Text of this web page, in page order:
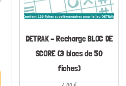
DETRAK – Recharge BLOC DE
SCORE (3 blocs de 50
fiches)